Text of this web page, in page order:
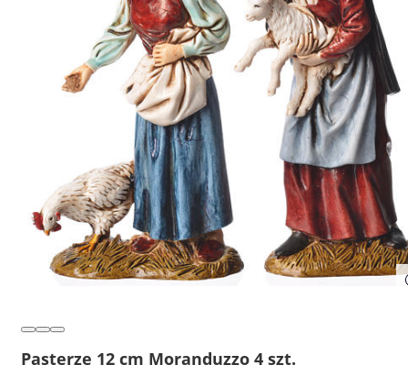
Pasterze 12 cm Moranduzzo 4 szt.